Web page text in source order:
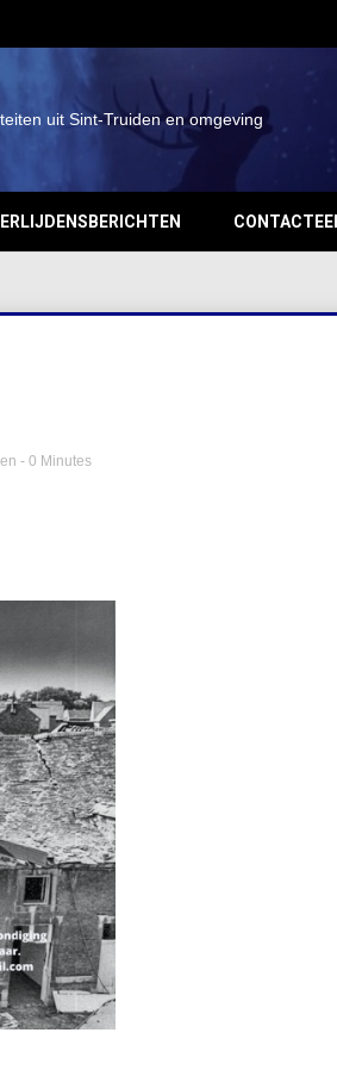
uit Sint-Truiden en omgeving
- 0 Minutes